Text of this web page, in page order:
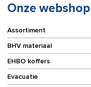
Onze webshop
Assortiment
BHV materiaal
EHBO koffers
Evacuatie